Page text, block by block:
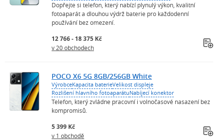
Dopřejte si telefon, který nabízí plynulý výkon, kvalitní
fotoaparát a dlouhou výdrž baterie pro každodenní
používání bez omezení.
12 766 - 18 375 Kč
v 20 obchodech
POCO X6 5G 8GB/256GB White
VýrobceKapacita baterieVelikost displeje
Rozlišení hlavního fotoaparátuNabíjecí konektor
Telefon, který zvládne pracovní i volnočasové nasazení bez
kompromisů.
5 399 Kč
v 1 obchodě